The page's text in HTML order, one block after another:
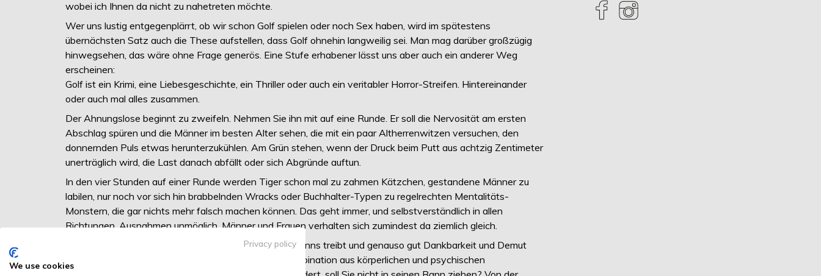
wobei ich Ihnen da nicht zu nahetreten möchte.
Wer uns lustig entgegenplärrt, ob wir schon Golf spielen oder noch Sex haben, wird im spätestens
übernächsten Satz auch die These aufstellen, dass Golf ohnehin langweilig sei. Man mag darüber großzügig
hinwegsehen, das wäre ohne Frage generös. Eine Stufe erhabener lässt uns aber auch ein anderer Weg
erscheinen:
Golf ist ein Krimi, eine Liebesgeschichte, ein Thriller oder auch ein veritabler Horror-Streifen. Hintereinander
oder auch mal alles zusammen.
Der Ahnungslose beginnt zu zweifeln. Nehmen Sie ihn mit auf eine Runde. Er soll die Nervosität am ersten
Abschlag spüren und die Männer im besten Alter sehen, die mit ein paar Altherrenwitzen versuchen, den
donnernden Puls etwas herunterzukühlen. Am Grün stehen, wenn der Druck beim Putt aus achtzig Zentimeter
unerträglich wird, die Last danach abfällt oder sich Abgründe auftun.
In den vier Stunden auf einer Runde werden Tiger schon mal zu zahmen Kätzchen, gestandene Männer zu
labilen, nur noch vor sich hin brabbelnden Wracks oder Buchhalter-Typen zu regelrechten Mentalitäts-
Monstern, die gar nichts mehr falsch machen können. Das geht immer, und selbstverständlich in allen
Richtungen. Ausnahmen unmöglich, Männer und Frauen verhalten sich zumindest da ziemlich gleich.
Und ein Sport, der Menschen an den Rand des Wahnsinns treibt und genauso gut Dankbarkeit und Demut
lehrt, soll langweilig sein? Ein Sport, der mit seiner Kombination aus körperlichen und psychischen
Privacy policy
We use cookies